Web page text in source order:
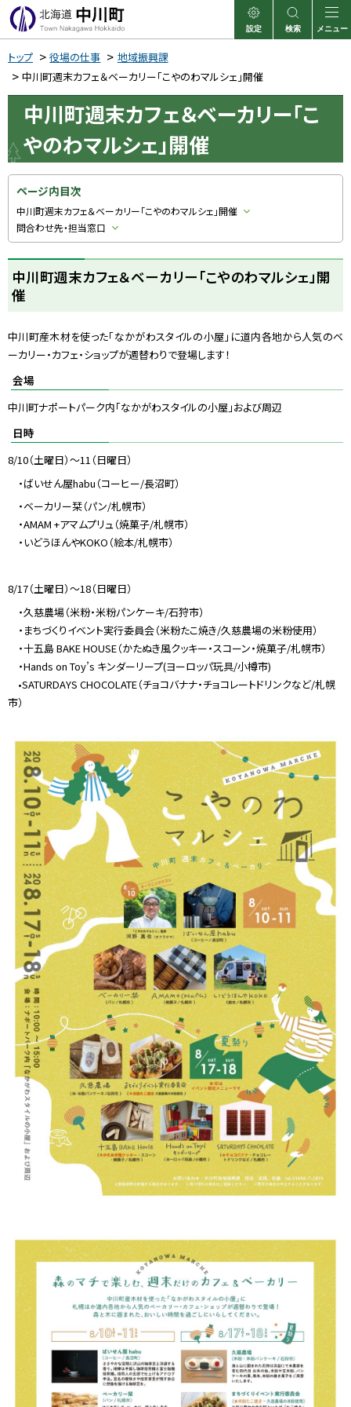
本
へ
ニ
ー
へ
中川町 表示
設定
検索
サイト内検索
メニュー
トップ 役場の仕事
地域振興課
中川町週末カフェ＆ベーカリー「こやのわマルシェ」開催
中川町週末カフェ＆ベーカリー「こ
やのわマルシェ」開催
ページ内目次
中川町週末カフェ＆ベーカリー「こやのわマルシェ」開催
問合わせ先・担当窓口
中川町週末カフェ＆ベーカリー「こやのわマルシェ」開
催
中川町産木材を使った「なかがわスタイルの小屋」に道内各地から人気のベ
ーカリー・カフェ・ショップが週替わりで登場します！
会場
中川町ナポートパーク内「なかがわスタイルの小屋」および周辺
日時
8/10（土曜日）～11 （日曜日）
・ばいせん屋habu （コーヒー/長沼町）
・ベーカリー栞（パン/札幌市）
・AMAM +アマムプリュ（焼菓子/札幌市）
・いどうほんやKOKO（絵本/札幌市）
8/17（土曜日）～18（日曜日）
・久慈農場（米粉・米粉パンケーキ/石狩市）
・まちづくりイベント実行委員会（米粉たこ焼き/久慈農場の米粉使用）
・十五島 BAKE HOUSE（かたぬき風クッキー・スコーン・焼菓子/札幌市）
・Hands on Toy’s キンダーリープ(ヨーロッパ玩具/小樽市)
•SATURDAYS CHOCOLATE（チョコバナナ・チョコレートドリンクなど/札幌
市）